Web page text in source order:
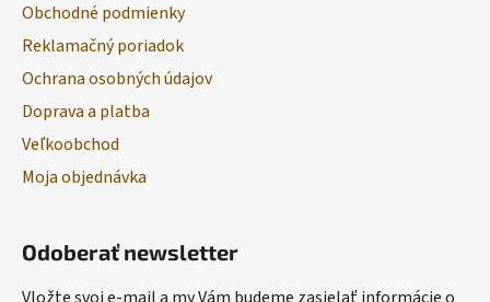
Obchodné podmienky
Reklamačný poriadok
Ochrana osobných údajov
Doprava a platba
Veľkoobchod
Moja objednávka
Odoberať newsletter